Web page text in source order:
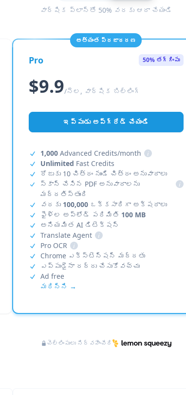
వార్షిక ప్లాన్‌తో 50% వరకు ఆదా చేయండి
అత్యంత ప్రజాదరణ
Pro 50% తగ్గింపు
$9.9/నెల, వార్షిక బిల్లింగ్
ఇప్పుడు అప్‌గ్రేడ్ చేయండి
1,000 Advanced Credits/month
i
Unlimited Fast Credits
రోజుకు 10 చిత్రం నుండి చిత్రం అనువాదాలు
స్కాన్ చేసిన PDF అనువాదాలను
మద్దతిస్తుంది
i
వరకు 100,000 ఒక్కసారిగా అక్షరాలు
ఫైళ్ల అప్‌లోడ్ పరిమితి 100 MB
అనియమిత AI డిటెక్షన్
Translate Agent
i
Pro OCR
i
Chrome ఎక్స్‌టెన్షన్ మద్దతు
ఎప్పుడైనా రద్దు చేసుకోవచ్చు
Ad free
మరిన్ని →
చెల్లింపులు నిర్వహించేది